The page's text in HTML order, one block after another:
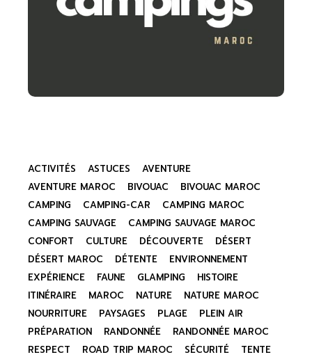
ACTIVITÉS ASTUCES
AVENTURE
AVENTURE MAROC
BIVOUAC
BIVOUAC MAROC
CAMPING
CAMPING-CAR
CAMPING MAROC
CAMPING SAUVAGE
CAMPING SAUVAGE MAROC
CONFORT
CULTURE DÉCOUVERTE
DÉSERT
DÉSERT MAROC
DÉTENTE
ENVIRONNEMENT
EXPÉRIENCE
FAUNE GLAMPING
HISTOIRE
ITINÉRAIRE
MAROC NATURE
NATURE MAROC
NOURRITURE
PAYSAGES PLAGE
PLEIN AIR
PRÉPARATION
RANDONNÉE
RANDONNÉE MAROC
RESPECT
ROAD TRIP MAROC SÉCURITÉ
TENTE